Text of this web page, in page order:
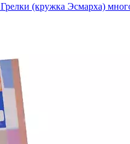
Грелки (кружка Эсмарха)